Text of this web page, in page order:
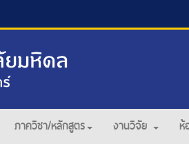
ภาควิชา/หลักสูตร งานวิจัย ห้